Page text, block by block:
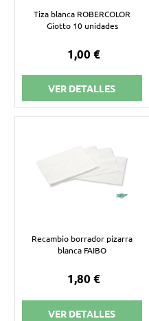
Tiza blanca ROBERCOLOR
Giotto 10 unidades
1,00 €
VER DETALLES
Recambio borrador pizarra
blanca FAIBO
1,80 €
VER DETALLES